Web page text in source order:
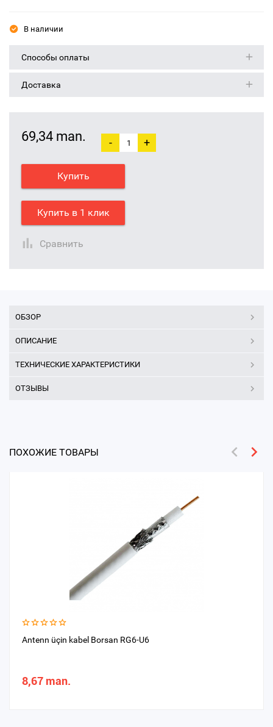
В наличии
Способы оплаты
Доставка
69,34 man. - +
Купить
Купить в 1 клик
Сравнить
ОБЗОР
ОПИСАНИЕ
ТЕХНИЧЕСКИЕ ХАРАКТЕРИСТИКИ
ОТЗЫВЫ
ПОХОЖИЕ ТОВАРЫ
Antenn üçin kabel Borsan RG6-U6
8,67 man.